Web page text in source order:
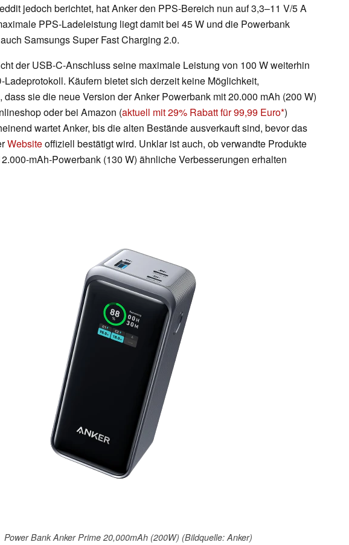
jedoch berichtet, hat Anker den PPS-Bereich nun auf 3,3–11 V/5 A
PPS-Ladeleistung liegt damit bei 45 W und die Powerbank
Samsungs Super Fast Charging 2.0.
der USB-C-Anschluss seine maximale Leistung von 100 W weiterhin
Ladeprotokoll. Käufern bietet sich derzeit keine Möglichkeit,
dass sie die neue Version der Anker Powerbank mit 20.000 mAh (200 W)
oder bei Amazon (aktuell mit 29% Rabatt für 99,99 Euro )
wartet Anker, bis die alten Bestände ausverkauft sind, bevor das
Websiteoffiziell bestätigt wird. Unklar ist auch, ob verwandte Produkte
mAh-Powerbank (130 W) ähnliche Verbesserungen erhalten
Power Bank Anker Prime 20,000mAh (200W) (Bildquelle: Anker)